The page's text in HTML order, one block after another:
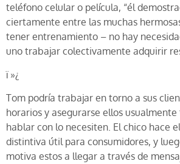
teléfono celular o película, “él
ciertamente entre las muchas
tener entrenamiento – no hay
uno trabajar colectivamente adquirir
ï »¿
Tom podría trabajar en torno a sus
horarios y asegurarse ellos
hablar con lo necesiten. El chico hace
distintiva útil para consumidores, y
motiva estos a llegar a través de